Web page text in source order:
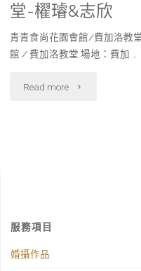
堂-櫂璿&志欣
青青食尚花園會館/費加洛教
館 / 費加洛教堂 場地：費加 …
Read more
服務項目
婚攝作品